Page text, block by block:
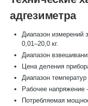
адгезиметра
Диапазон измерений
0,01–20,0 кг.
Диапазон
Цена деления
Диапазон
Рабочее напряжение
Потребляемая